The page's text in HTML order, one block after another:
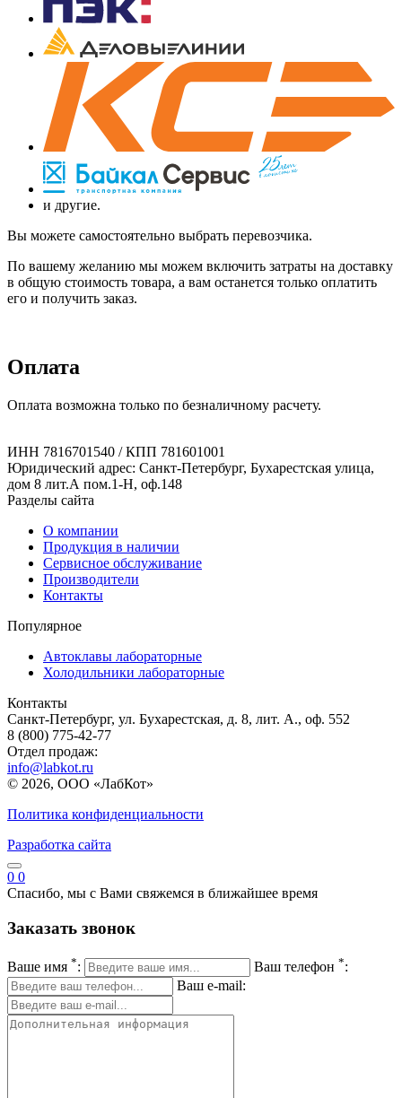
и другие.
Вы можете самостоятельно выбрать перевозчика.
По вашему желанию мы можем включить затраты на доставку
в общую стоимость товара, а вам останется только оплатить
его и получить заказ.
Оплата
Оплата возможна только по безналичному расчету.
ИНН 7816701540 / КПП 781601001
Юридический адрес: Санкт-Петербург, Бухарестская улица,
дом 8 лит.А пом.1-Н, оф.148
Разделы сайта
О компании
Продукция в наличии
Сервисное обслуживание
Производители
Контакты
Популярное
Автоклавы лабораторные
Холодильники лабораторные
Контакты
Санкт-Петербург, ул. Бухарестская, д. 8, лит. А., оф. 552
8 (800) 775-42-77
Отдел продаж:
info@labkot.ru
© 2026, ООО «ЛабКот»
Политика конфиденциальности
Разработка сайта
0 0
Спасибо, мы с Вами свяжемся в ближайшее время
Заказать звонок
Ваше имя *: Ваш телефон *:
Ваш e-mail: